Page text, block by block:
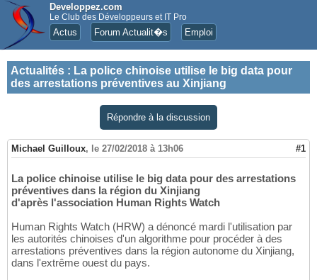
Developpez.com
Le Club des Développeurs et IT Pro
Actus Forum Actualit�s Emploi
Actualités : La police chinoise utilise le big data pour
des arrestations préventives au Xinjiang
Répondre à la discussion
Michael Guilloux, le 27/02/2018 à 13h06 #1
La police chinoise utilise le big data pour des arrestations
préventives dans la région du Xinjiang
d'après l'association Human Rights Watch
Human Rights Watch (HRW) a dénoncé mardi l'utilisation par
les autorités chinoises d'un algorithme pour procéder à des
arrestations préventives dans la région autonome du Xinjiang,
dans l'extrême ouest du pays.